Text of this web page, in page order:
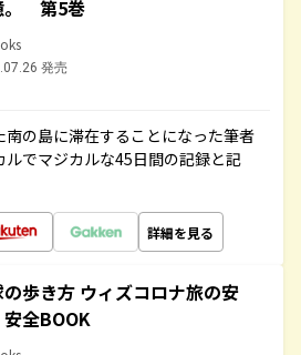
。 第5巻
発売
の島に滞在することになった筆者
でマジカルな45日間の記録と記
詳細を見る
歩き方 ウィズコロナ旅の安
全BOOK